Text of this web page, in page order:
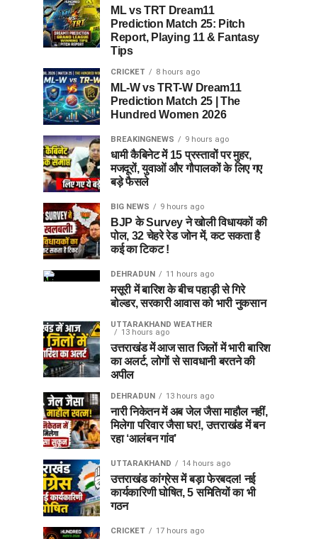
ML vs TRT Dream11
Prediction Match 25: Pitch
Report, Playing 11 & Fantasy
Tips
CRICKET 8 hours ago
ML-W vs TRT-W Dream11
Prediction Match 25 | The
Hundred Women 2026
BREAKINGNEWS 9 hours ago
धामी कैबिनेट में 15 प्रस्तावों पर मुहर,
मजदूरों, युवाओं और गौपालकों के लिए गए
बड़े फैसले
BIG NEWS 9 hours ago
BJP के Survey ने खोली विधायकों की
पोल, 32 चेहरे रेड जोन में, कट सकता है
कई का टिकट !
DEHRADUN 11 hours ago
मसूरी में बारिश के बीच पहाड़ी से गिरे
बोल्डर, सरकारी आवास को भारी नुकसान
UTTARAKHAND WEATHER
13 hours ago
उत्तराखंड में आज सात जिलों में भारी बारिश
का अलर्ट, लोगों से सावधानी बरतने की
अपील
DEHRADUN 13 hours ago
नारी निकेतन में अब जेल जैसा माहौल नहीं,
मिलेगा परिवार जैसा घर!, उत्तराखंड में बन
रहा ‘आलंबन गांव’
UTTARAKHAND 14 hours ago
उत्तराखंड कांग्रेस में बड़ा फेरबदल! नई
कार्यकारिणी घोषित, 5 समितियों का भी
गठन
CRICKET 17 hours ago